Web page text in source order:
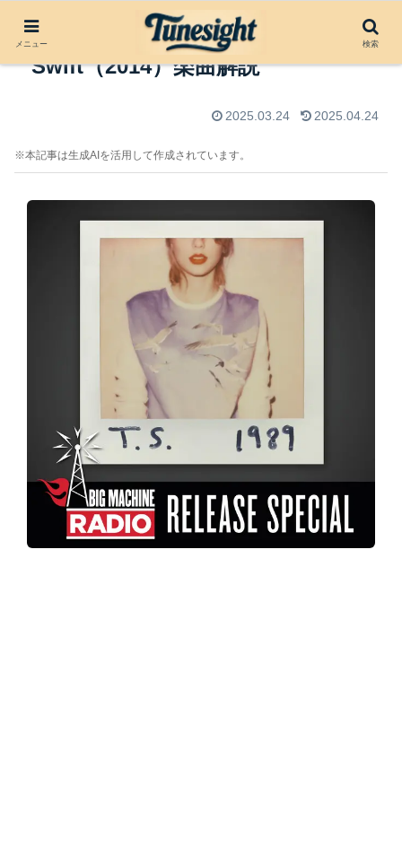
Shake It Off by Taylor
Swift（2014）楽曲解説
2025.03.24 2025.04.24
※本記事は生成AIを活用して作成されています。
メニュー 検索